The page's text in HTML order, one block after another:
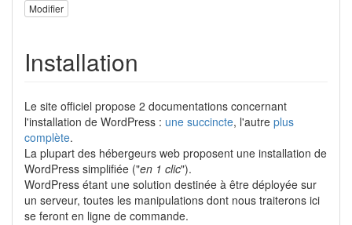
Modifier
Installation
Le site officiel propose 2 documentations concernant
l'installation de WordPress : une succincte, l'autre plus
complète.
La plupart des hébergeurs web proposent une installation de
WordPress simplifiée ("en 1 clic").
WordPress étant une solution destinée à être déployée sur
un serveur, toutes les manipulations dont nous traiterons ici
se feront en ligne de commande.